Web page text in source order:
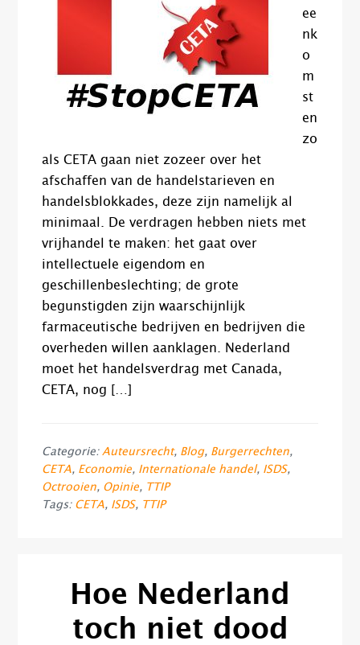
ee
nk
o
m
st
en
zo
als CETA gaan niet zozeer over het
afschaffen van de handelstarieven en
handelsblokkades, deze zijn namelijk al
minimaal. De verdragen hebben niets met
vrijhandel te maken: het gaat over
intellectuele eigendom en
geschillenbeslechting; de grote
begunstigden zijn waarschijnlijk
farmaceutische bedrijven en bedrijven die
overheden willen aanklagen. Nederland
moet het handelsverdrag met Canada,
CETA, nog […]
Categorie: Auteursrecht, Blog, Burgerrechten,
CETA, Economie, Internationale handel, ISDS,
Octrooien, Opinie, TTIP
Tags: CETA, ISDS, TTIP
Hoe Nederland
toch niet dood